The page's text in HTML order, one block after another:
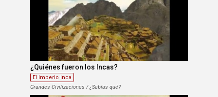
¿Quiénes fueron los Incas?
El Imperio Inca
Grandes Civilizaciones / ¿Sabías qué?